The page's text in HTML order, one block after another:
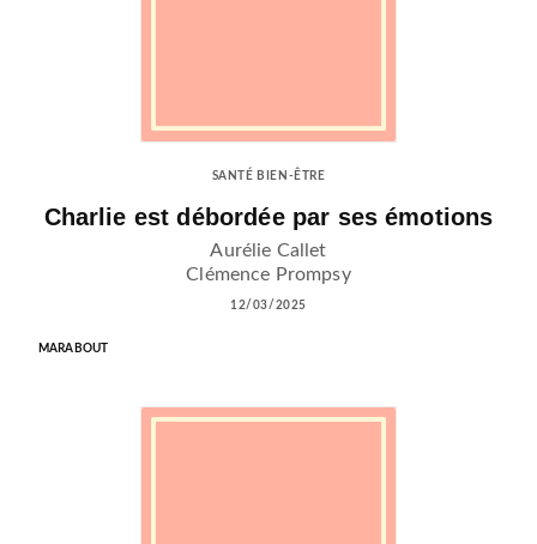
SANTÉ BIEN-ÊTRE
Charlie est débordée par ses émotions
Aurélie Callet
Clémence Prompsy
12/03/2025
MARABOUT